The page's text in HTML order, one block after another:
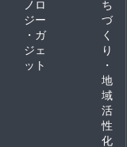
ノロ
ジー
・ガ
ジェ
ット
ち
づ
く
り
・
地
域
活
性
化